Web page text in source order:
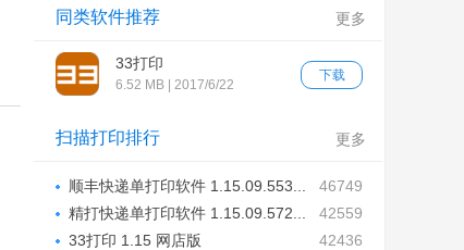
更多
同类软件推荐
下载
33打印
6.52 MB | 2017/6/22
更多
扫描打印排行
46749
顺丰快递单打印软件 1.15.09.553...
42559
精打快递单打印软件 1.15.09.572...
42436
33打印 1.15 网店版